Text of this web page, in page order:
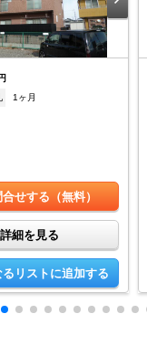
1ヶ月
せする（無料）
詳細を見る
リストに追加する